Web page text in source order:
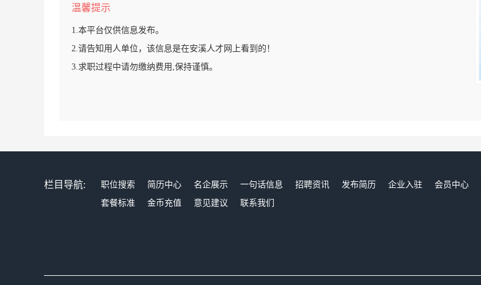
温馨提示
1.本平台仅供信息发布。
2.请告知用人单位，该信息是在安溪人才网上看到的！
3.求职过程中请勿缴纳费用,保持谨慎。
栏目导航: 职位搜索 简历中心 名企展示 一句话信息 招聘资讯 发布简历 企业入驻 会员中心
套餐标准
金币充值 意见建议 联系我们